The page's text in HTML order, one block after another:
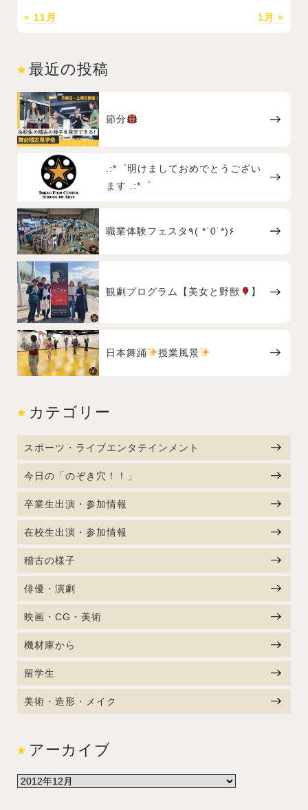
« 11月 1月 »
最近の投稿
節分
.:*゜明けましておめでとうござい
ます .:*゜
職業体験フェスタ٩( *˙0˙*)۶
観劇プログラム【美女と野獣 】
日本舞踊 授業風景
カテゴリー
スポーツ・ライブエンタテインメント
今日の「のぞき穴！！」
卒業生出演・参加情報
在校生出演・参加情報
稽古の様子
俳優・演劇
映画・CG・美術
機材庫から
留学生
美術・造形・メイク
アーカイブ